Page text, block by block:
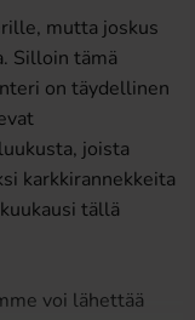
mutta joskus
Silloin tämä
on täydellinen
joista
karkkirannekkeita
tällä
voi lähettää